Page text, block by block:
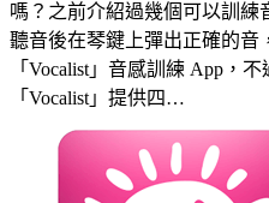
嗎？之前介紹過幾個可以訓練
聽音後在琴鍵上彈出正確的音
「Vocalist」音感訓練 App，
「Vocalist」提供四…